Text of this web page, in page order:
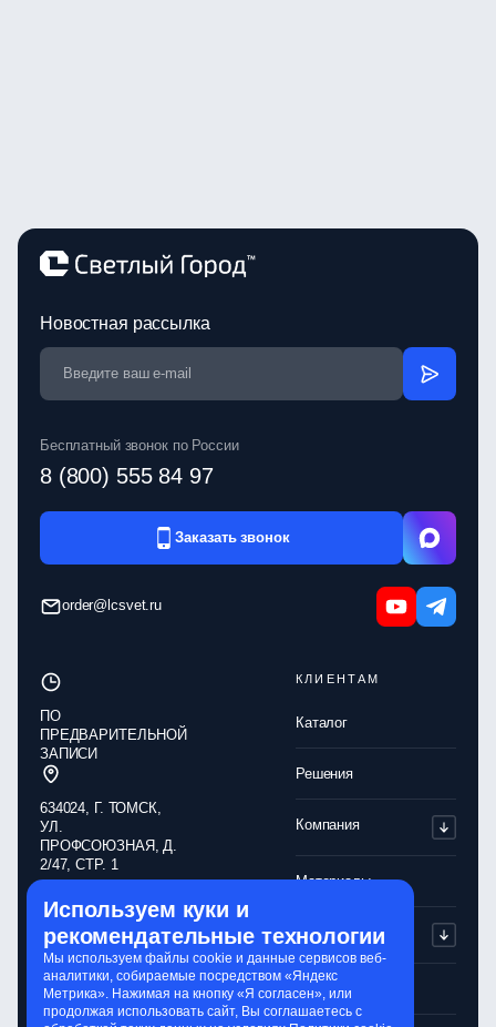
Новостная рассылка
Бесплатный звонок по России
8 (800) 555 84 97
Заказать звонок
order@lcsvet.ru
КЛИЕНТАМ
Каталог
Решения
Компания
Материалы
Партнерам
Контакты
ПО
ПРЕДВАРИТЕЛЬНОЙ
ЗАПИСИ
634024, Г. ТОМСК,
УЛ.
ПРОФСОЮЗНАЯ, Д.
2/47, СТР. 1
Обработка
персональных
данных
Политика
конфиденциальности
Используем куки и
рекомендательные технологии
Мы используем файлы cookie и данные сервисов веб-
аналитики, собираемые посредством «Яндекс
Метрика». Нажимая на кнопку «Я согласен», или
продолжая использовать сайт, Вы соглашаетесь с